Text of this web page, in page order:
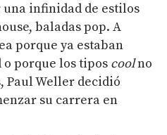
infinidad de estilos
baladas pop. A
porque ya estaban
porque los tipos coolno
Paul Weller decidió
su carrera en